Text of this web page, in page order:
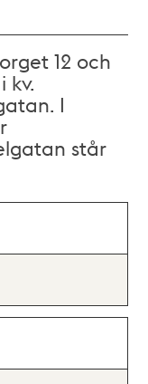
12 och
kv.
I
står